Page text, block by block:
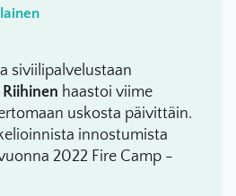
siviilipalvelustaan
haastoi viime
uskosta päivittäin.
innostumista
2022 Fire Camp -